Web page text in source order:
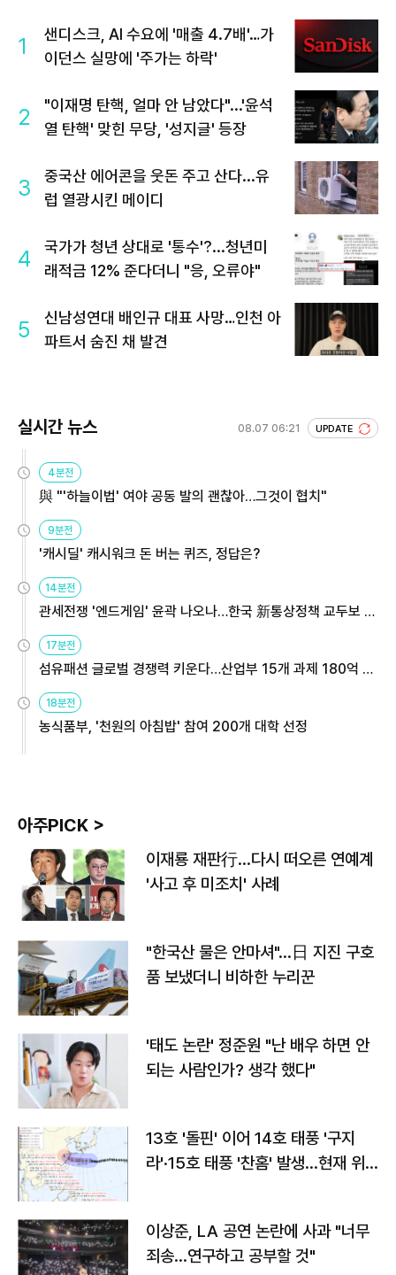
1
샌디스크, AI 수요에 '매출 4.7배'…가
이던스 실망에 '주가는 하락'
2
"이재명 탄핵, 얼마 안 남았다"...'윤석
열 탄핵' 맞힌 무당, '성지글' 등장
3
중국산 에어콘을 웃돈 주고 산다...유
럽 열광시킨 메이디
4
국가가 청년 상대로 '통수'?...청년미
래적금 12% 준다더니 "응, 오류야"
5
신남성연대 배인규 대표 사망…인천 아
파트서 숨진 채 발견
실시간 뉴스 08.07 06:21 UPDATE
4분전
與 "'하늘이법' 여야 공동 발의 괜찮아…그것이 협치"
9분전
'캐시딜' 캐시워크 돈 버는 퀴즈, 정답은?
14분전
관세전쟁 '엔드게임' 윤곽 나오나…한국 新통상정책 교두보 활
용해야
17분전
섬유패션 글로벌 경쟁력 키운다…산업부 15개 과제 180억 지
원
18분전
농식품부, '천원의 아침밥' 참여 200개 대학 선정
아주PICK >
이재룡 재판行…다시 떠오른 연예계
'사고 후 미조치' 사례
"한국산 물은 안마셔"…日 지진 구호
품 보냈더니 비하한 누리꾼
'태도 논란' 정준원 "난 배우 하면 안
되는 사람인가? 생각 했다"
13호 '돌핀' 이어 14호 태풍 '구지
라'·15호 태풍 '찬홈' 발생…현재 위
이상준, LA 공연 논란에 사과 "너무
죄송…연구하고 공부할 것"